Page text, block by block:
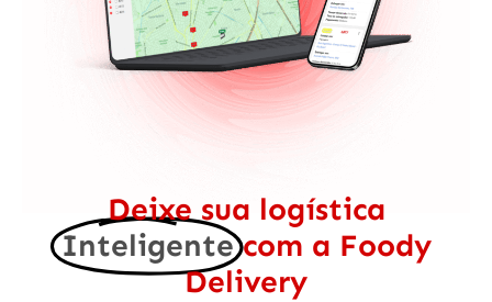
Deixe sua logística
Inteligente com a Foody
Delivery